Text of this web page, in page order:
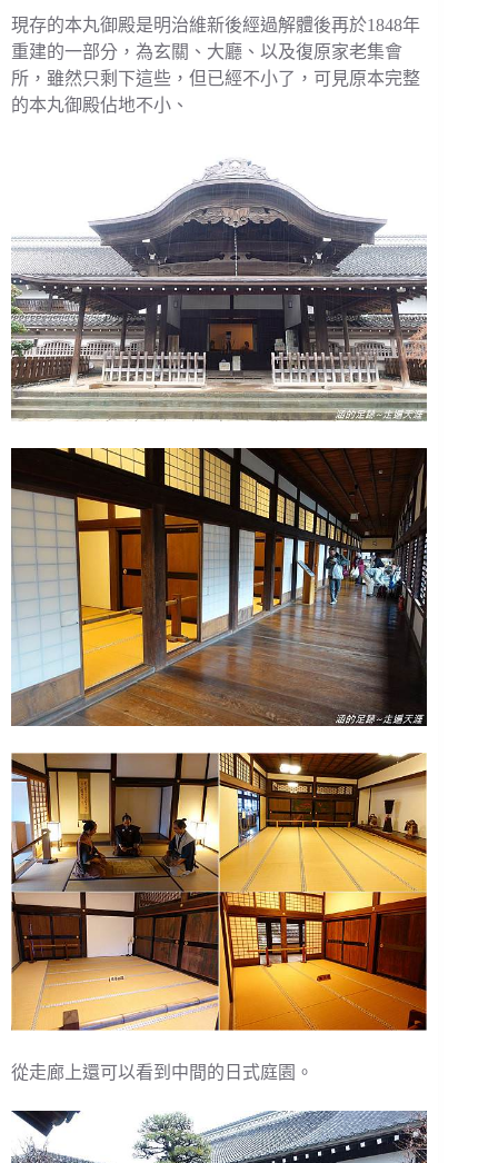
現存的本丸御殿是明治維新後經過解體後再於1848年
重建的一部分，為玄關、大廳、以及復原家老集會
所，雖然只剩下這些，但已經不小了，可見原本完整
的本丸御殿佔地不小、
從走廊上還可以看到中間的日式庭園。